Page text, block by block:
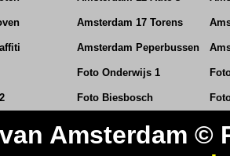
Amsterdam 17 Torens
Amsterdam Peperbussen
Foto Onderwijs 1
Foto Biesbosch
Amsterdam ©